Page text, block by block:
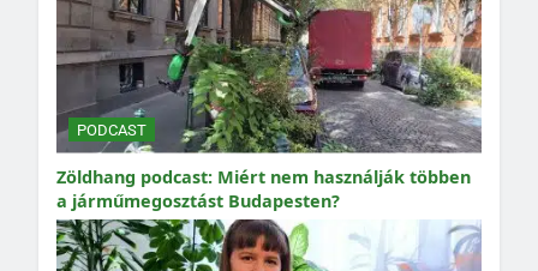
PODCAST
Zöldhang podcast: Miért nem használják többen
a járműmegosztást Budapesten?